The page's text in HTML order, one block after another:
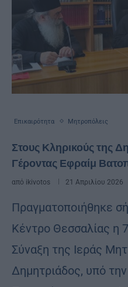
Επικαιρότητα Μητροπόλεις
Στους Κληρικούς της
Γέροντας Εφραίμ
από ikivotos 21 Απριλίου 2026
Πραγματοποιήθηκε
Κέντρο Θεσσαλίας η
Σύναξη της Ιεράς
Δημητριάδος, υπό